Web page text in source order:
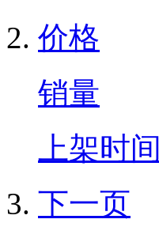
价格
销量
上架时间
下一页